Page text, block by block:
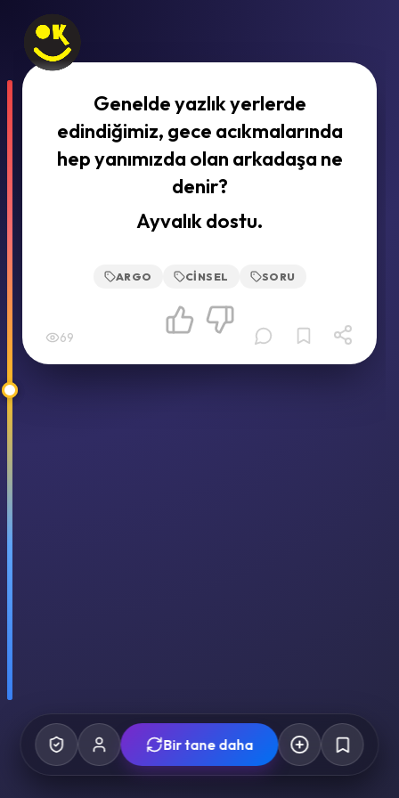
Genelde yazlık yerlerde
edindiğimiz, gece acıkmalarında
hep yanımızda olan arkadaşa ne
denir?
Ayvalık dostu.
ARGO CINSEL SORU
69
Bir tane daha